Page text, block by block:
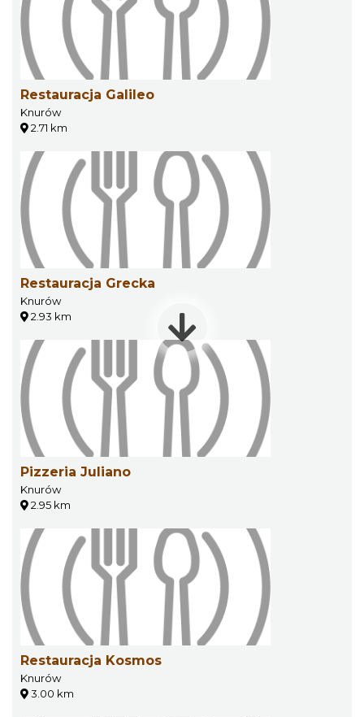
Restauracja Galileo
Knurów
2.71 km
Restauracja Grecka
Knurów
2.93 km
Pizzeria Juliano
Knurów
2.95 km
Restauracja Kosmos
Knurów
3.00 km